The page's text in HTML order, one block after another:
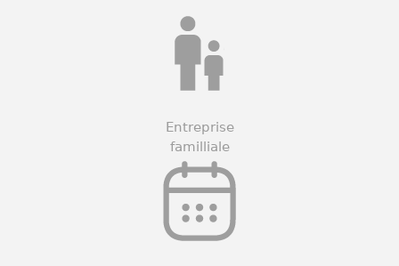
Entreprise
familliale